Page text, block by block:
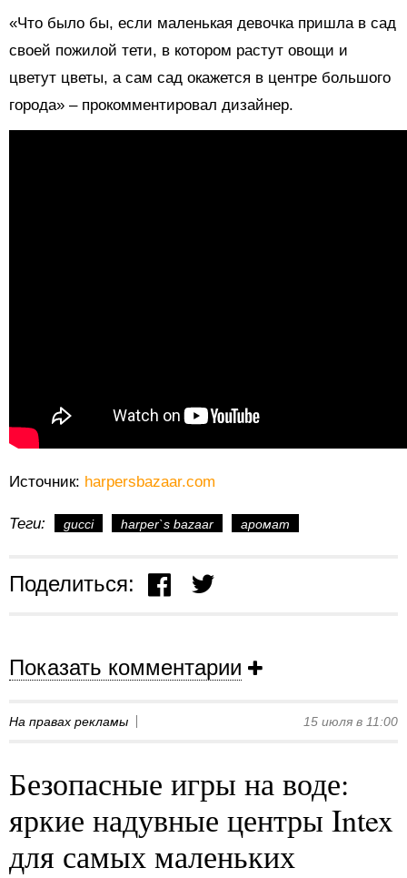
«Что было бы, если маленькая девочка пришла в сад
своей пожилой тети, в котором растут овощи и
цветут цветы, а сам сад окажется в центре большого
города» – прокомментировал дизайнер.
Источник: harpersbazaar.com
Теги: gucci harper`s bazaar аромат
Поделиться:
Показать комментарии
На правах рекламы 15 июля в 11:00
Безопасные игры на воде:
яркие надувные центры Intex
для самых маленьких